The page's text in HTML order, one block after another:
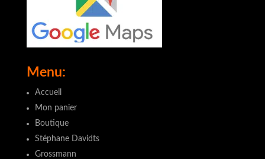
Menu:
Accueil
Mon panier
Boutique
Stéphane Davidts
Grossmann